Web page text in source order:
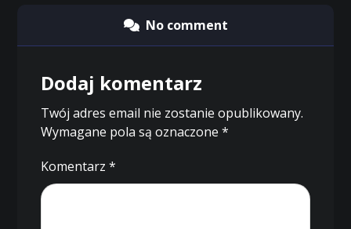
No comment
Dodaj komentarz
Twój adres email nie zostanie opublikowany.
Wymagane pola są oznaczone*
Komentarz*